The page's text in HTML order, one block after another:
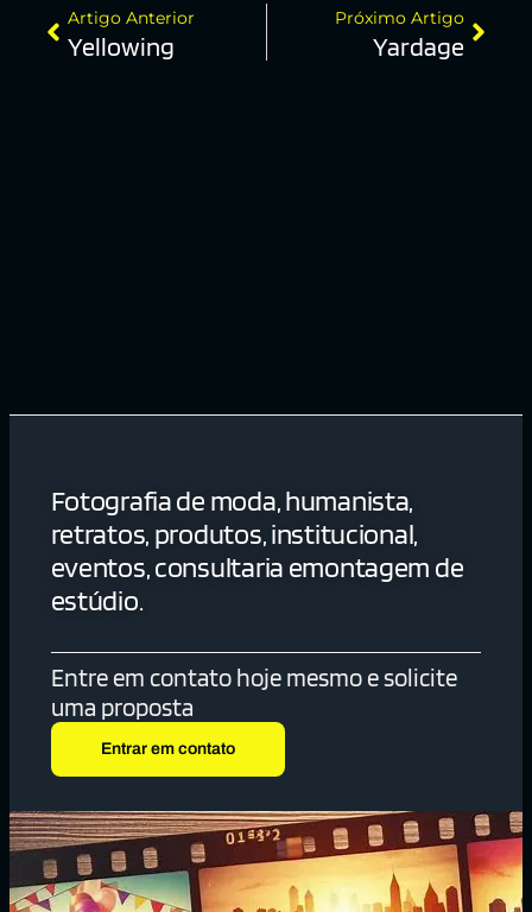
Artigo Anterior
Yellowing
Próximo Artigo
Yardage
Fotografia de moda, humanista,
retratos, produtos, institucional,
eventos, consultaria emontagem de
estúdio.
Entre em contato hoje mesmo e solicite
uma proposta
Entrar em contato